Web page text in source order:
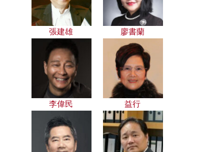
張建雄 廖書蘭
李偉民 益行